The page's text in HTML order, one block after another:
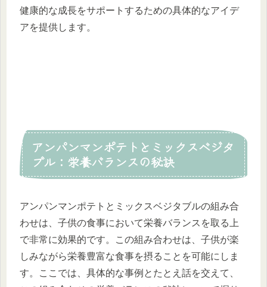
健康的な成長をサポートするための具体的なアイデ
アを提供します。
アンパンマンポテトとミックスベジタ
ブル：栄養バランスの秘訣
アンパンマンポテトとミックスベジタブルの組み合
わせは、子供の食事において栄養バランスを取る上
で非常に効果的です。この組み合わせは、子供が楽
しみながら栄養豊富な食事を摂ることを可能にしま
す。ここでは、具体的な事例とたとえ話を交えて、